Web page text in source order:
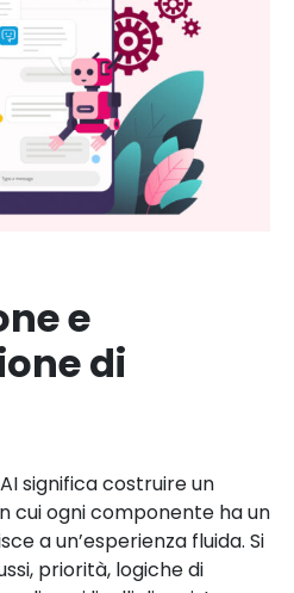
e
di
significa costruire un
cui ogni componente ha un
a un’esperienza fluida. Si
priorità, logiche di